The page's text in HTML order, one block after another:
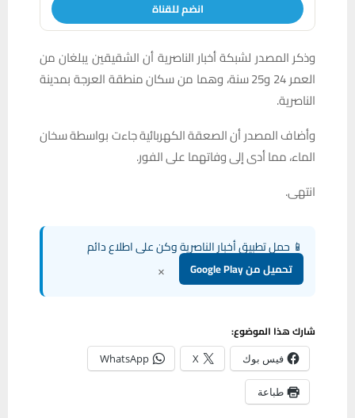
انضم للقناة
وذكر المصدر لشبكة أخبار الناصرية أن الشقيقين يبلغان من
العمر 24 و25 سنة، وهما من سكان منطقة العرجة بمدينة
الناصرية.
وأضاف المصدر أن الصعقة الكهربائية جاءت بواسطة سخان
الماء، مما أدى إلى وفاتهما على الفور.
انتهى.
📱 حمل تطبيق أخبار الناصرية وكن على اطلاع دائم
تحميل من Google Play ×
شارك هذا الموضوع:
فيس بوك X
WhatsApp
طباعة